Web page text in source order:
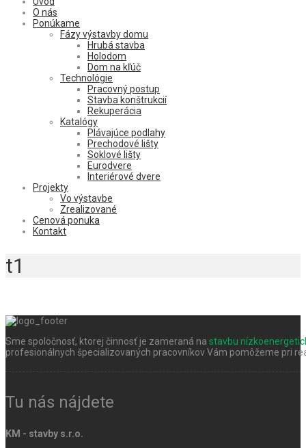
O nás
Ponúkame
Fázy výstavby domu
Hrubá stavba
Holodom
Dom na kľúč
Technológie
Pracovný postup
Stavba konštrukcií
Rekuperácia
Katalógy
Plávajúce podlahy
Prechodové lišty
Soklové lišty
Eurodvere
Interiérové dvere
Projekty
Vo výstavbe
Zrealizované
Cenová ponuka
Kontakt
t1
Sme spoločnosť, ktorej činnosť je zameraná na stavbu
profesionálnych špecializovaných pracovníkov Vám pomôžeme pri
Tu nás nájdete
KM - stavby s.r.o.